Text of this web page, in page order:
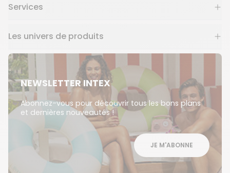
Services
Les univers de produits
NEWSLETTER INTEX
Abonnez-vous pour découvrir tous les bons plans
et dernières nouveautés !
JE M'ABONNE